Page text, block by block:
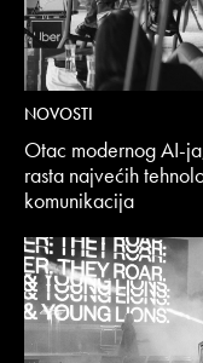
NOVOSTI
Otac modernog AI-
rasta najvećih
komunikacija